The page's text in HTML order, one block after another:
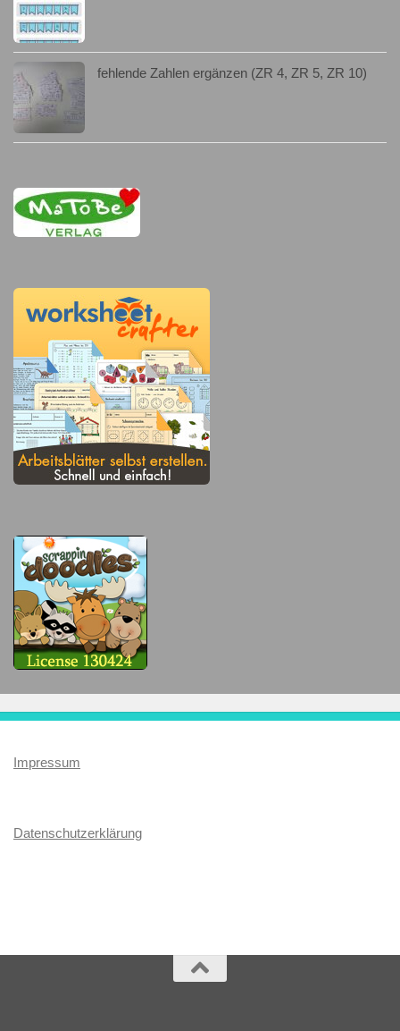
fehlende Zahlen ergänzen (ZR 4, ZR 5, ZR 10)
Impressum
Datenschutzerklärung